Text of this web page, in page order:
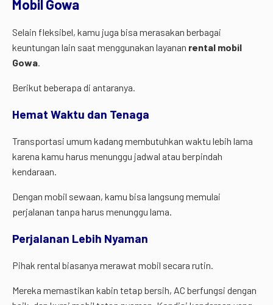
Mobil Gowa
Selain fleksibel, kamu juga bisa merasakan berbagai
keuntungan lain saat menggunakan layanan rental mobil
Gowa
Berikut beberapa di antaranya.
Hemat Waktu dan Tenaga
Transportasi umum kadang membutuhkan waktu lebih lama
karena kamu harus menunggu jadwal atau berpindah
kendaraan.
Dengan mobil sewaan, kamu bisa langsung memulai
perjalanan tanpa harus menunggu lama.
Perjalanan Lebih Nyaman
Pihak rental biasanya merawat mobil secara rutin.
Mereka memastikan kabin tetap bersih, AC berfungsi dengan